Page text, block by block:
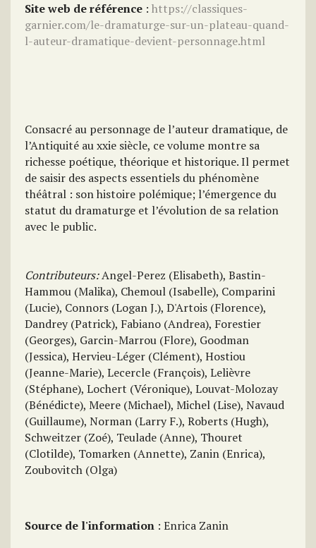
Site web de référence : https://classiques-
garnier.com/le-dramaturge-sur-un-plateau-quand-
l-auteur-dramatique-devient-personnage.html
Consacré au personnage de l’auteur dramatique, de
l’Antiquité au xxie siècle, ce volume montre sa
richesse poétique, théorique et historique. Il permet
de saisir des aspects essentiels du phénomène
théâtral : son histoire polémique; l’émergence du
statut du dramaturge et l’évolution de sa relation
avec le public.
Contributeurs:Angel-Perez (Elisabeth), Bastin-
Hammou (Malika), Chemoul (Isabelle), Comparini
(Lucie), Connors (Logan J.), D'Artois (Florence),
Dandrey (Patrick), Fabiano (Andrea), Forestier
(Georges), Garcin-Marrou (Flore), Goodman
(Jessica), Hervieu-Léger (Clément), Hostiou
(Jeanne-Marie), Lecercle (François), Lelièvre
(Stéphane), Lochert (Véronique), Louvat-Molozay
(Bénédicte), Meere (Michael), Michel (Lise), Navaud
(Guillaume), Norman (Larry F.), Roberts (Hugh),
Schweitzer (Zoé), Teulade (Anne), Thouret
(Clotilde), Tomarken (Annette), Zanin (Enrica),
Zoubovitch (Olga)
Source de l'information : Enrica Zanin